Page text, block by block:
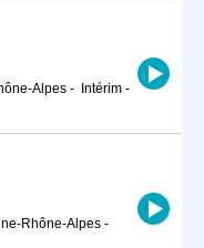
Alpes - Intérim -
Rhône-Alpes -